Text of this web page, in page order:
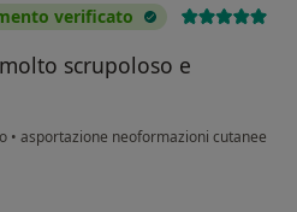
verificato
scrupoloso e
• asportazione neoformazioni cutanee